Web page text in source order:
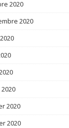
2020
2020
2020
2020